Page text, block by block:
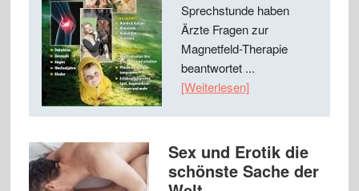
Sprechstunde haben
Ärzte Fragen zur
Magnetfeld-Therapie
beantwortet ...
[Weiterlesen]
Sex und Erotik die
schönste Sache der